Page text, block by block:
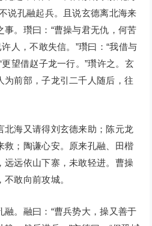
说孔融起兵。且说玄德离北海来
事。瓚曰：“曹操与君无仇，何苦
人，不敢失信。”瓚曰：“我借与
望借赵子龙一行。”瓚许之。玄
为前部，子龙引二千人随后，往
海又请得刘玄德来助；陈元龙
救；陶谦心安。原来孔融、田楷
远远依山下寨，未敢轻进。曹操
敢向前攻城。
。融曰：“曹兵势大，操又善于